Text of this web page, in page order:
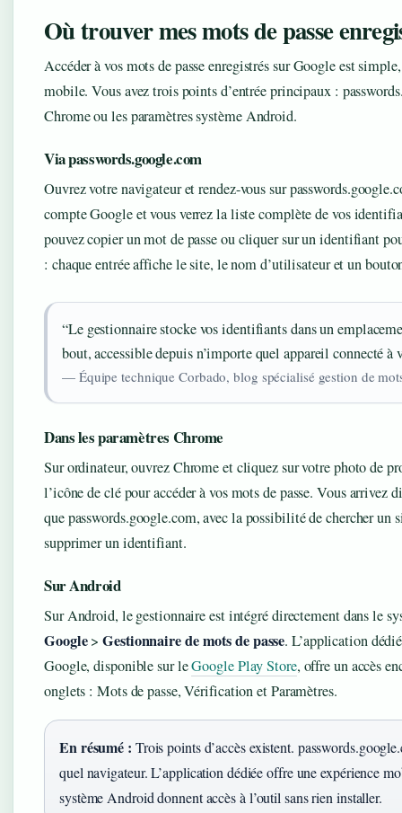
Où trouver mes mots de passe
Accéder à vos mots de passe enregistrés sur Google est
mobile. Vous avez trois points d’entrée principaux :
Chrome ou les paramètres système Android.
Via passwords.google.com
Ouvrez votre navigateur et rendez-vous sur
compte Google et vous verrez la liste complète de vos
pouvez copier un mot de passe ou cliquer sur un identifiant
: chaque entrée affiche le site, le nom d’utilisateur et un
“Le gestionnaire stocke vos identifiants dans un
bout, accessible depuis n’importe quel appareil connecté à
— Équipe technique Corbado, blog spécialisé gestion de
Dans les paramètres Chrome
Sur ordinateur, ouvrez Chrome et cliquez sur votre photo de
l’icône de clé pour accéder à vos mots de passe. Vous arrivez
que passwords.google.com, avec la possibilité de chercher
supprimer un identifiant.
Sur Android
Sur Android, le gestionnaire est intégré directement dans le
Google>Gestionnaire de mots de passe. L’application
Google, disponible sur leGoogle Play Store, offre un accès
onglets : Mots de passe, Vérification et Paramètres.
En résumé : Trois points d’accès existent.
quel navigateur. L’application dédiée offre une expérience
système Android donnent accès à l’outil sans rien installer.